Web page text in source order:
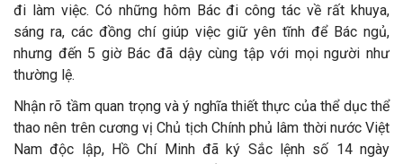
đi làm việc. Có những hôm Bác đi công tác về rất khuya,
sáng ra, các đồng chí giúp việc giữ yên tĩnh để Bác ngủ,
nhưng đến 5 giờ Bác đã dậy cùng tập với mọi người như
thường lệ.
Nhận rõ tầm quan trọng và ý nghĩa thiết thực của thể dục thể
thao nên trên cương vị Chủ tịch Chính phủ lâm thời nước Việt
Nam độc lập, Hồ Chí Minh đã ký Sắc lệnh số 14 ngày